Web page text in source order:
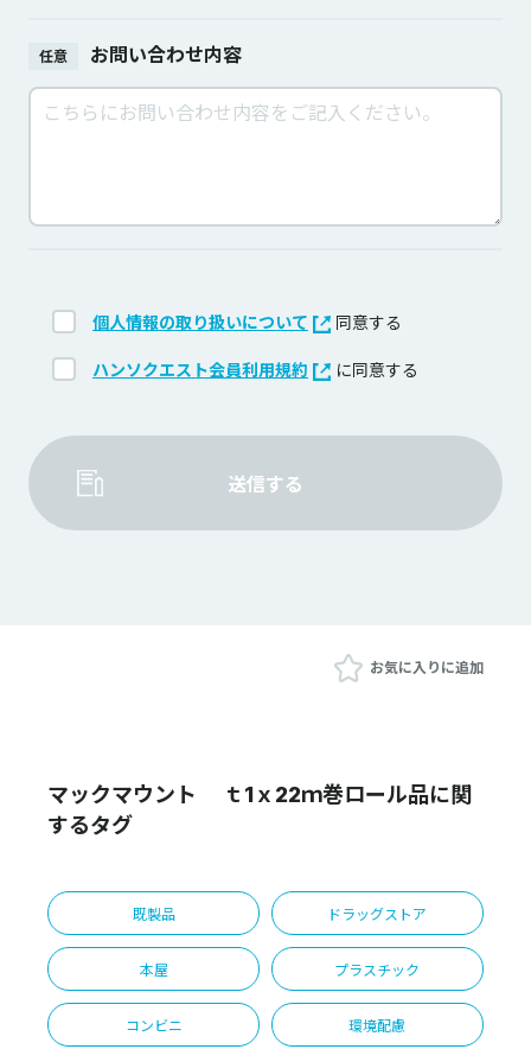
任意 お問い合わせ内容
個人情報の取り扱いについて 同意する
ハンソクエスト会員利用規約 に同意する
送信する
お気に入りに追加
マックマウント ｔ1ｘ22ｍ巻ロール品に関
するタグ
既製品 ドラッグストア
本屋 プラスチック
コンビニ 環境配慮